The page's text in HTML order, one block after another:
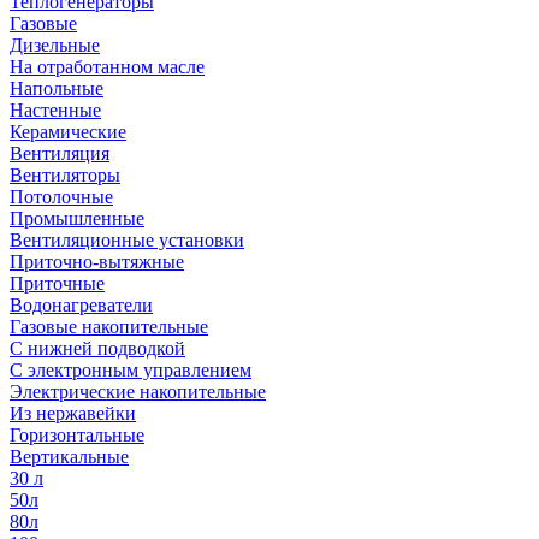
Газовые
Дизельные
На отработанном масле
Напольные
Настенные
Керамические
Вентиляция
Вентиляторы
Потолочные
Промышленные
Вентиляционные установки
Приточно-вытяжные
Приточные
Водонагреватели
Газовые накопительные
С нижней подводкой
С электронным управлением
Электрические накопительные
Из нержавейки
Горизонтальные
Вертикальные
30 л
50л
80л